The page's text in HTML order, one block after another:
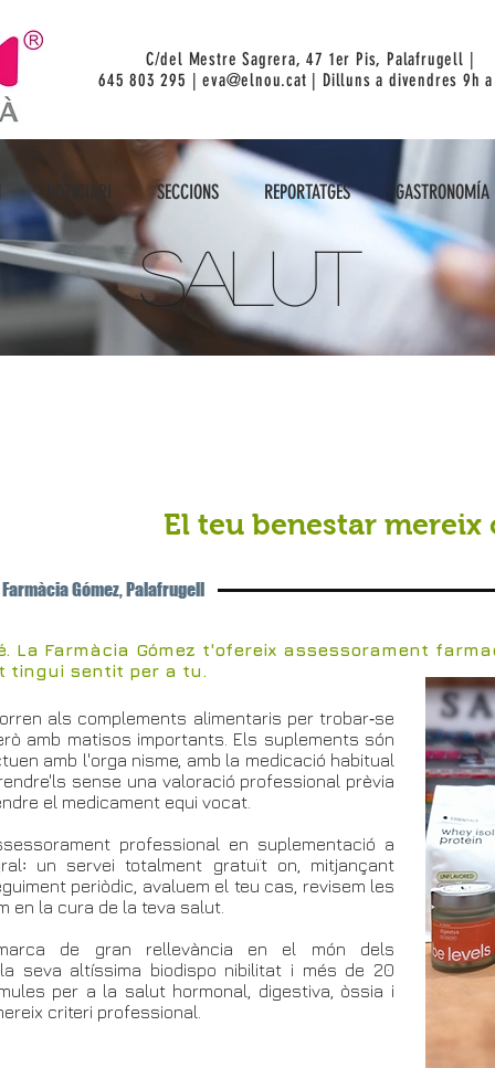
C/del Mestre Sagrera, 47 1er Pis, Palafrugell |
645 803 295 |eva@elnou.cat | Dilluns a divendres 9h a
SECCIONS GASTRONOMÍA
NOTICIARI SECCIONS REPORTATGES GASTRONOMÍA
Salut
El teu benestar
Gómez, Palafrugell
La Farmàcia Gómez t'ofereix assessorament
tingui sentit per a tu.
als complements alimentaris per trobar‑se
amb matisos importants. Els suplements són
amb l'orga nisme, amb la medicació habitual
sense una valoració professional prèvia
el medicament equi vocat.
professional en suplementació a
un servei totalment gratuït on, mitjançant
periòdic, avaluem el teu cas, revisem les
en la cura de la teva salut.
de gran rellevància en el món dels
seva altíssima biodispo nibilitat i més de 20
per a la salut hormonal, digestiva, òssia i
criteri professional.